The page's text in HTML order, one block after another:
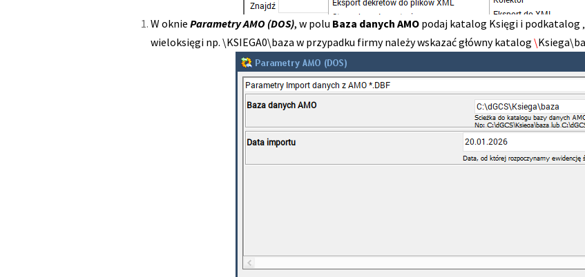
W oknie Parametry AMO (DOS), w polu Baza danych AMO podaj katalog Księgi i podkatalog
wieloksięgi np. \KSIEGA0\baza w przypadku firmy należy wskazać główny katalog \